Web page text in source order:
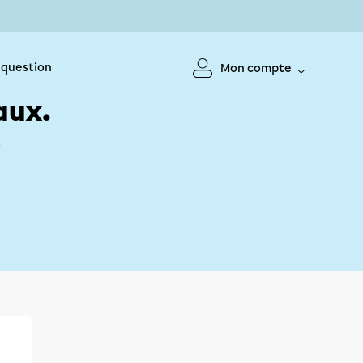
Mon compte